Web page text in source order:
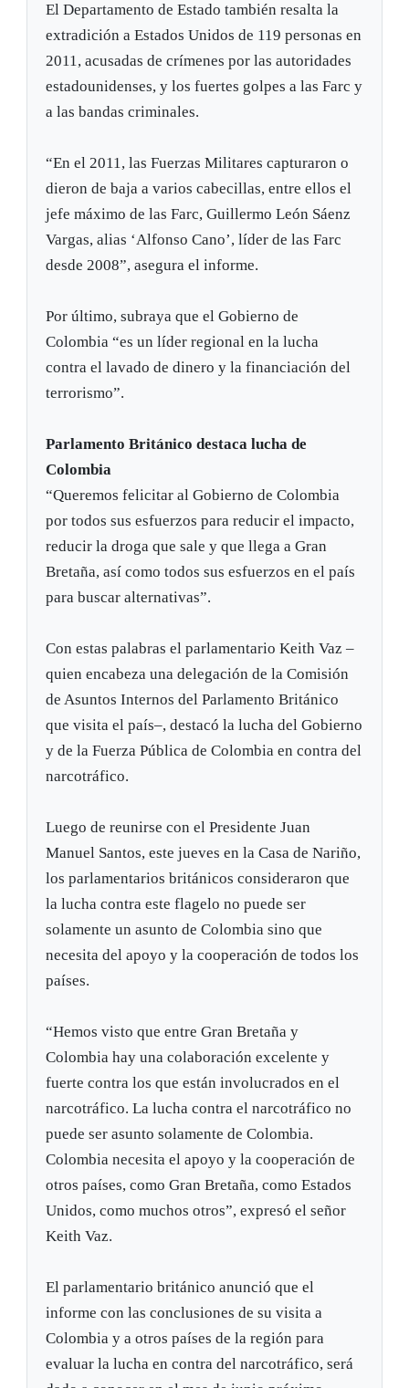
El Departamento de Estado también resalta la
extradición a Estados Unidos de 119 personas en
2011, acusadas de crímenes por las autoridades
estadounidenses, y los fuertes golpes a las Farc y
a las bandas criminales.
“En el 2011, las Fuerzas Militares capturaron o
dieron de baja a varios cabecillas, entre ellos el
jefe máximo de las Farc, Guillermo León Sáenz
Vargas, alias ‘Alfonso Cano’, líder de las Farc
desde 2008”, asegura el informe.
Por último, subraya que el Gobierno de
Colombia “es un líder regional en la lucha
contra el lavado de dinero y la financiación del
terrorismo”.
Parlamento Británico destaca lucha de
Colombia
“Queremos felicitar al Gobierno de Colombia
por todos sus esfuerzos para reducir el impacto,
reducir la droga que sale y que llega a Gran
Bretaña, así como todos sus esfuerzos en el país
para buscar alternativas”.
Con estas palabras el parlamentario Keith Vaz –
quien encabeza una delegación de la Comisión
de Asuntos Internos del Parlamento Británico
que visita el país–, destacó la lucha del Gobierno
y de la Fuerza Pública de Colombia en contra del
narcotráfico.
Luego de reunirse con el Presidente Juan
Manuel Santos, este jueves en la Casa de Nariño,
los parlamentarios británicos consideraron que
la lucha contra este flagelo no puede ser
solamente un asunto de Colombia sino que
necesita del apoyo y la cooperación de todos los
países.
“Hemos visto que entre Gran Bretaña y
Colombia hay una colaboración excelente y
fuerte contra los que están involucrados en el
narcotráfico. La lucha contra el narcotráfico no
puede ser asunto solamente de Colombia.
Colombia necesita el apoyo y la cooperación de
otros países, como Gran Bretaña, como Estados
Unidos, como muchos otros”, expresó el señor
Keith Vaz.
El parlamentario británico anunció que el
informe con las conclusiones de su visita a
Colombia y a otros países de la región para
evaluar la lucha en contra del narcotráfico, será